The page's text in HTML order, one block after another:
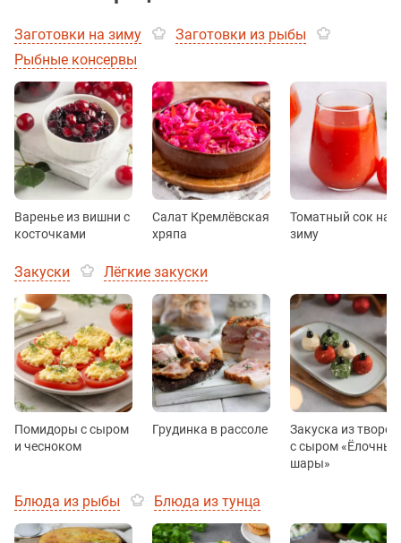
Заготовки на зиму
Заготовки из рыбы
Рыбные консервы
Варенье из вишни с
косточками
Салат Кремлёвская
хряпа
Томатный сок на
зиму
Закуски Лёгкие закуски
Помидоры с сыром
и чесноком
Грудинка в рассоле
Закуска из
с сыром «Ёлочные
шары»
Блюда из рыбы Блюда из тунца